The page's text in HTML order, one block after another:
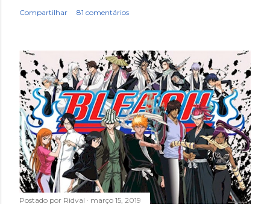
Compartilhar 81 comentários
Postado por Ridval março 15, 2019